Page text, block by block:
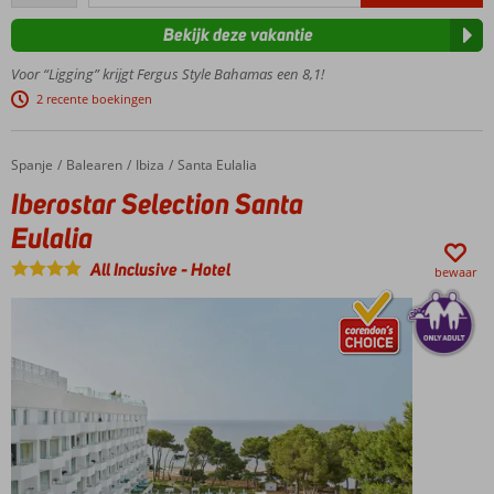
accommodatie
Tuin met
palmbomen,
zonneterras
Moderne
sommige
met
uitzicht
over zee
Direct aan
Nabij
bekende
spots als
Ushuaia
en Hi
Ibiza
Voor “Ligging” krijgt Fergus Style Bahamas een 8,1!
2 recente boekingen
Bekijk deze vakantie
Home
Spanje Balearen Ibiza Santa Eulalia
Iberostar Selection Santa Eulalia
Iberostar Selection Santa
Eulalia
All Inclusive-Hotel bewaar